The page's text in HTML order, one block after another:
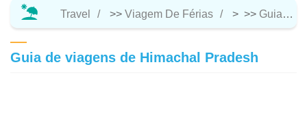
Travel >> Viagem De Férias > >> Guia De Viagem
Guia de viagens de Himachal Pradesh